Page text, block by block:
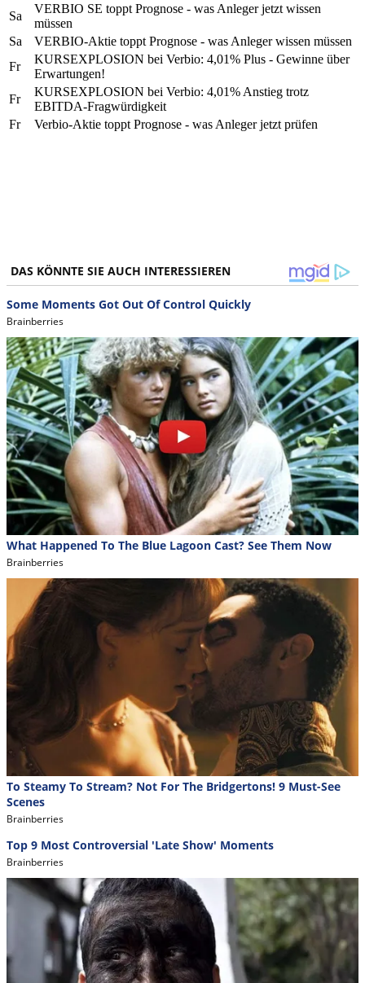
Sa
VERBIO SE toppt Prognose - was Anleger jetzt wissen
müssen
Sa
VERBIO-Aktie toppt Prognose - was Anleger wissen müssen
Fr
KURSEXPLOSION bei Verbio: 4,01% Plus - Gewinne über
Erwartungen!
Fr
KURSEXPLOSION bei Verbio: 4,01% Anstieg trotz
EBITDA-Fragwürdigkeit
Fr
Verbio-Aktie toppt Prognose - was Anleger jetzt prüfen